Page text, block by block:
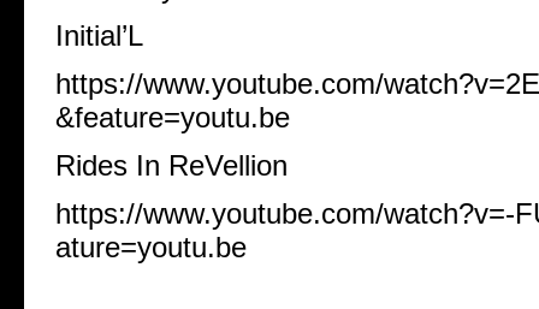
Initial’L
https://www.youtube.com/
&feature=youtu.be
Rides In ReVellion
https://www.youtube.com/watch?v=-
ature=youtu.be